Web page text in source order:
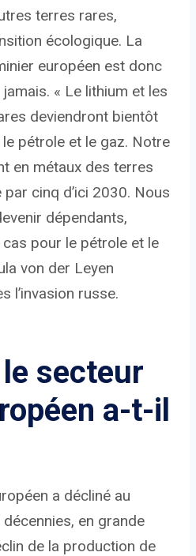
terres rares,
écologique. La
européen est donc
« Le lithium et les
deviendront bientôt
pétrole et le gaz. Notre
en métaux des terres
cinq d’ici 2030. Nous
dépendants,
pour le pétrole et le
von der Leyen
l’invasion russe.
secteur
a-t-il
a décliné au
en grande
de la production de